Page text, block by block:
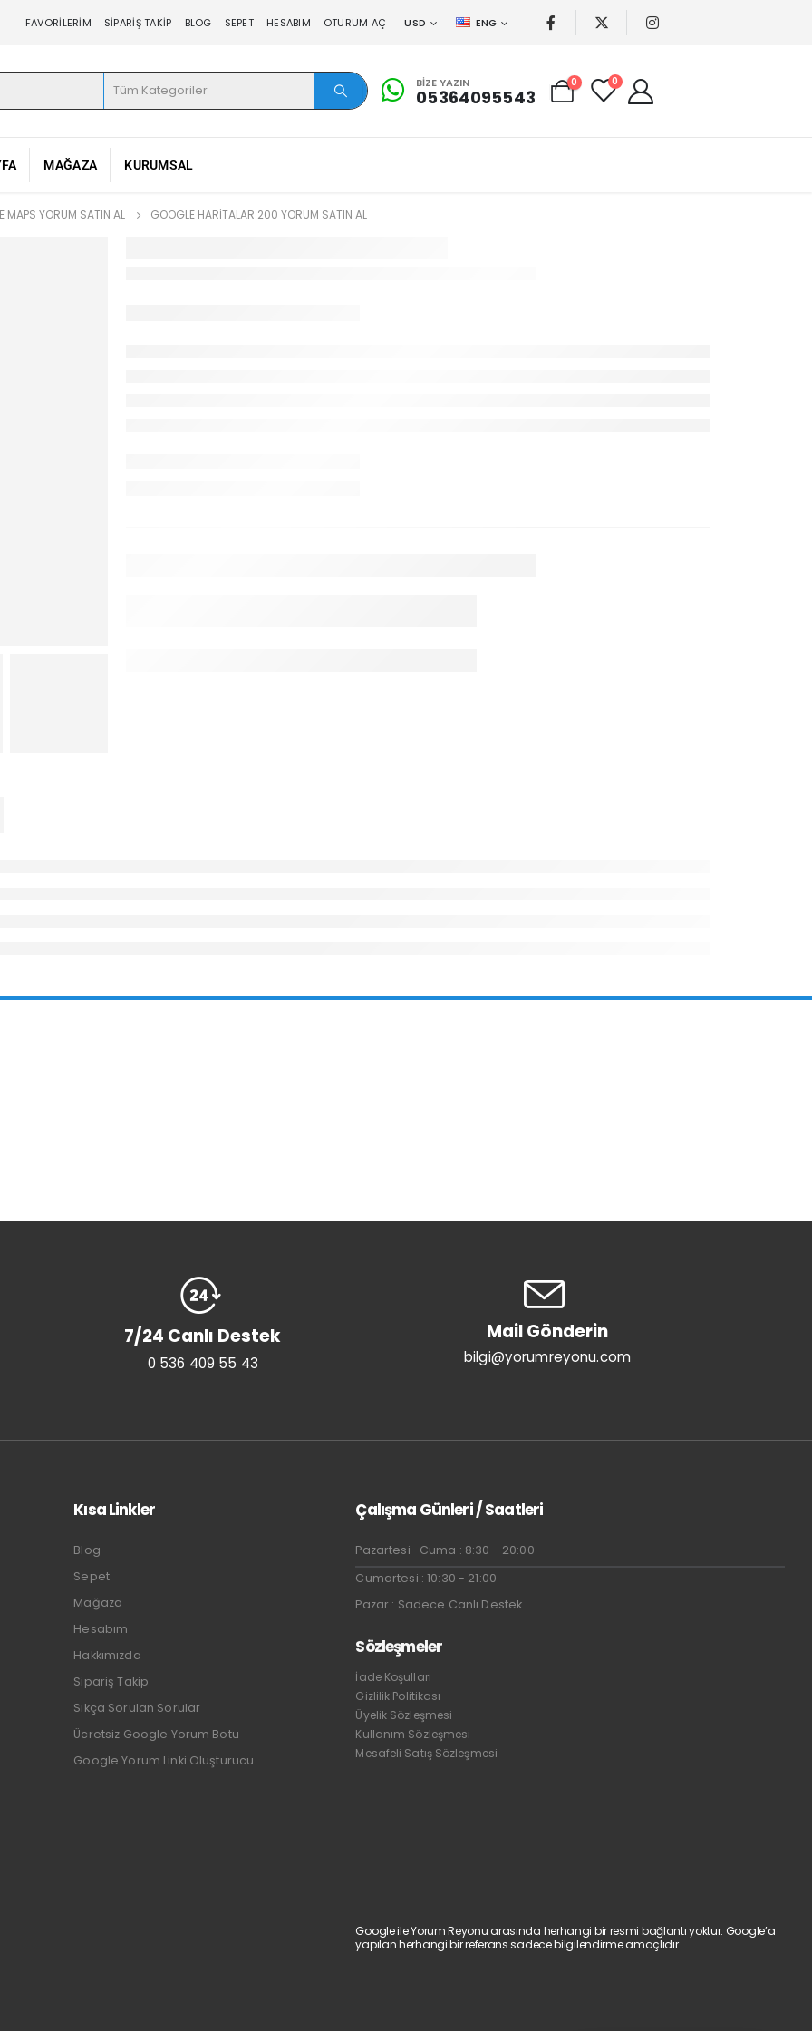
FAVORILERIM SIPARIŞ TAKIP BLOG SEPET HESABIM OTURUM AÇ USD ENG
BIZE YAZIN
05364095543
0 0
MAĞAZA KURUMSAL
MAPS YORUM SATIN AL GOOGLE HARITALAR 200 YORUM SATIN AL
7/24 Canlı Destek
0 536 409 55 43
Mail Gönderin
bilgi@yorumreyonu.com
Kısa Linkler
Blog
Sepet
Mağaza
Hesabım
Hakkımızda
Sipariş Takip
Sıkça Sorulan Sorular
Ücretsiz Google Yorum Botu
Google Yorum Linki Oluşturucu
Çalışma Günleri / Saatleri
Pazartesi- Cuma : 8:30 - 20:00
Cumartesi : 10:30 - 21:00
Pazar : Sadece Canlı Destek
Sözleşmeler
İade Koşulları
Gizlilik Politikası
Üyelik Sözleşmesi
Kullanım Sözleşmesi
Mesafeli Satış Sözleşmesi
Google ile Yorum Reyonu arasında herhangi bir resmi bağlantı yoktur. Google’a
yapılan herhangi bir referans sadece bilgilendirme amaçlıdır.